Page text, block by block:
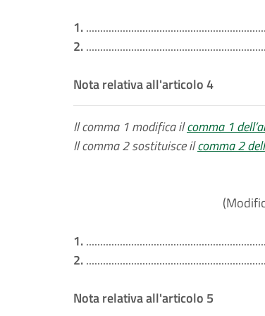
1.
2.
Nota relativa all'articolo 4
Il comma 1 modifica ilcomma 1
Il comma 2 sostituisce ilcomma 2
1.
2.
Nota relativa all'articolo 5